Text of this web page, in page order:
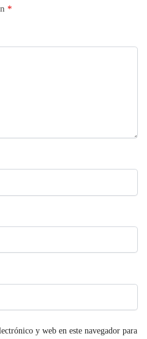
*
y web en este navegador para